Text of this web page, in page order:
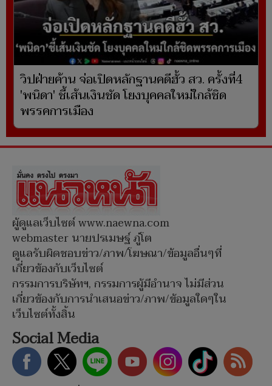
วิปฝ่ายค้าน จ่อเปิดหลักฐานคดีฮั้ว สว. ครั้งที่4
'พนิดา' ชี้เส้นเงินชัด โยงบุคคลใหม่ใกล้ชิด
พรรคการเมือง
ผู้ดูแลเว็บไซต์ www.naewna.com
webmaster นายปรเมษฐ์ ภู่โต
ดูแลรับผิดชอบข่าว/ภาพ/โฆษณา/ข้อมูลอื่นๆที่
เกี่ยวข้องกับเว็บไซต์
กรรมการบริษัทฯ, กรรมการผู้มีอำนาจ ไม่มีส่วน
เกี่ยวข้องกับการนำเสนอข่าว/ภาพ/ข้อมูลใดๆใน
เว็บไซต์ทั้งสิ้น
Social Media